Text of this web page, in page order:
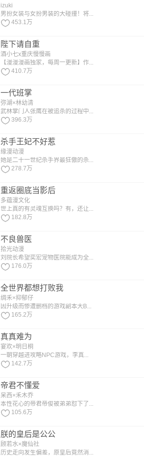
izuki
男扮女装与女扮男装的大碰撞！将...
453.1万
陛下请自重
酒小七x重庆慢慢画
【漫漫漫画独家，每周一更新】作...
410.7万
一代班掌
弥湖×林幼清
武林掌门人张鹰在被追杀的过程中...
396.3万
杀手王妃不好惹
缘漫动漫
她是二十一世纪杀手界最狂傲的杀...
278.7万
重返圈底当影后
多蕴漫文化
世上真的有灵魂互换吗？有，还让...
182.8万
不良兽医
拾光动漫
刘院长希望奕宏宠物医院能成为全...
176.0万
全世界都想打败我
绸禾×抑郁仔
因升级而惨遭删档的游戏副本大B...
165.2万
真真难为
宴欢×明日桐
一朝穿越进攻略NPC游戏，李真...
142.7万
帝君不懂爱
呆西×禾木乔
本性花心的帝君帝俊被弟弟怼下了...
105.6万
朕的皇后是公公
顾若水×魔仙社
历史走向发生偏差，原皇后竟然消...